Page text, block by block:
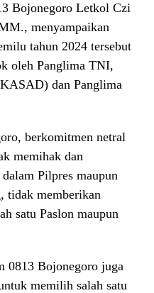
Bojonegoro Letkol Czi
menyampaikan
tahun 2024 tersebut
oleh Panglima TNI,
dan Panglima
berkomitmen netral
memihak dan
Pilpres maupun
tidak memberikan
satu Paslon maupun
0813 Bojonegoro juga
memilih salah satu